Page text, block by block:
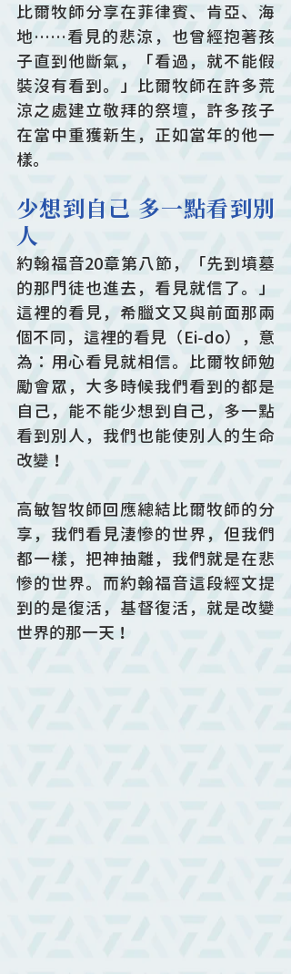
比爾牧師分享在菲律賓、肯亞、海
地……看見的悲涼，也曾經抱著孩
子直到他斷氣，「看過，就不能假
裝沒有看到。」比爾牧師在許多荒
涼之處建立敬拜的祭壇，許多孩子
在當中重獲新生，正如當年的他一
樣。
少想到自己 多一點看到別
人
約翰福音20章第八節，「先到墳墓
的那門徒也進去，看見就信了。」
這裡的看見，希臘文又與前面那兩
個不同，這裡的看見（Ei-do），意
為：用心看見就相信。比爾牧師勉
勵會眾，大多時候我們看到的都是
自己，能不能少想到自己，多一點
看到別人，我們也能使別人的生命
改變！
高敏智牧師回應總結比爾牧師的分
享，我們看見淒慘的世界，但我們
都一樣，把神抽離，我們就是在悲
慘的世界。而約翰福音這段經文提
到的是復活，基督復活，就是改變
世界的那一天！